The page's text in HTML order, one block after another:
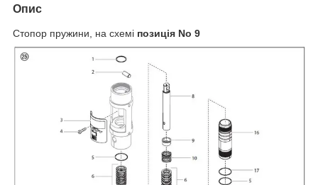
Опис
Стопор пружини, на схемі позиція No 9